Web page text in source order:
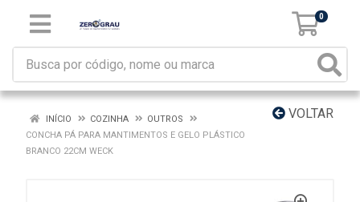
0
VOLTAR
INÍCIO COZINHA
OUTROS
CONCHA PÁ PARA MANTIMENTOS E GELO PLÁSTICO
BRANCO 22CM WECK